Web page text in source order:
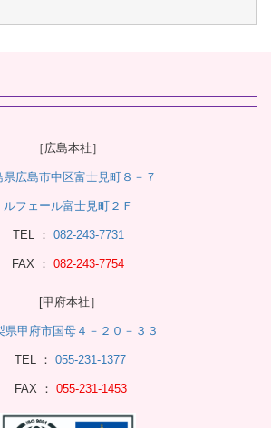
［広島本社］
県広島市中区富士見町８－７
ルフェール富士見町２Ｆ
TEL ： 082-243-7731
FAX ： 082-243-7754
[甲府本社］
県甲府市国母４－２０－３３
TEL ： 055-231-1377
FAX ： 055-231-1453